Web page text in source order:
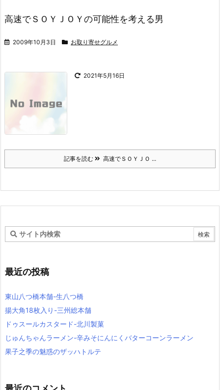
高速でＳＯＹＪＯＹの可能性を考える男
2009年10月3日 お取り寄せグルメ
2021年5月16日
記事を読む 高速でＳＯＹＪＯ ...
最近の投稿
東山八つ橋本舗-生八つ橋
揚大角18枚入り-三州総本舗
ドゥスールカスタード-北川製菓
じゅんちゃんラーメン-辛みそにんにくバターコーンラーメン
果子之季の魅惑のザッハトルテ